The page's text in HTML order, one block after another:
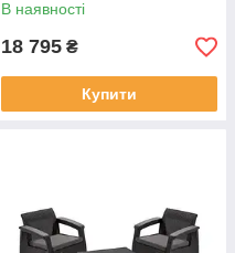
В наявності
18 795 ₴
Купити